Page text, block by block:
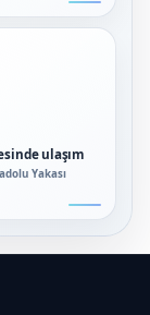
ulaşım
Yakası